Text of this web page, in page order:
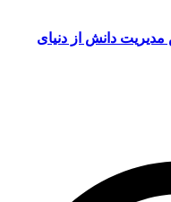
مدیریت دانش از دنیای